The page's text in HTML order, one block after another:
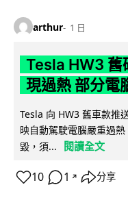
arthur 1 日
Tesla HW3 舊
現過熱 部分電
Tesla 向 HW3 舊車款推
映自動駕駛電腦嚴重過
毀，須...
閱讀全文
10 1 ↗ 分享